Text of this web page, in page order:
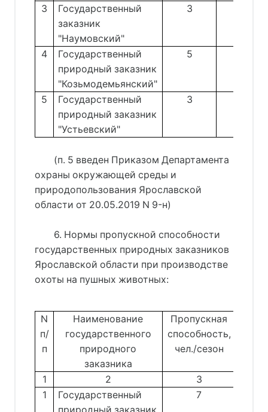
3
Государственный
заказник
"Наумовский"
3
4
Государственный
природный заказник
"Козьмодемьянский"
5
5
Государственный
природный заказник
"Устьевский"
3
(п. 5 введен Приказом Департамента
охраны окружающей среды и
природопользования Ярославской
области от 20.05.2019 N 9-н)
6. Нормы пропускной способности
государственных природных заказников
Ярославской области при производстве
охоты на пушных животных:
N
п/
п
Наименование
государственного
природного
заказника
Пропускная
способность,
чел./сезон
1 2
3
1
Государственный
7